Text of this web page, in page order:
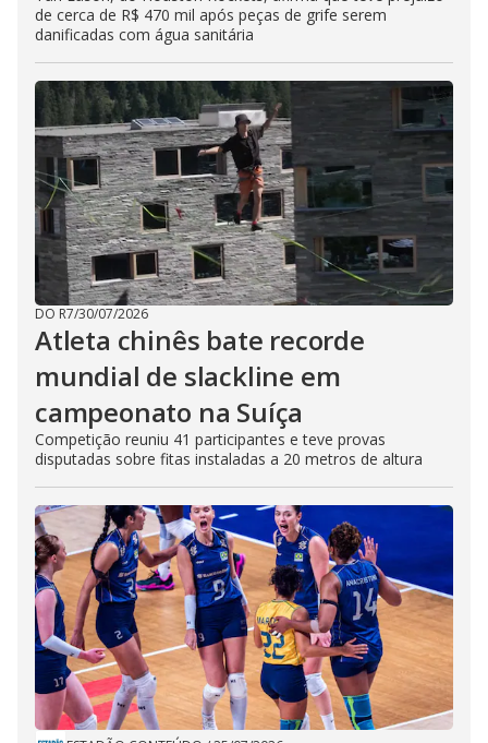
de cerca de R$ 470 mil após peças de grife serem
danificadas com água sanitária
DO R7/30/07/2026
Atleta chinês bate recorde
mundial de slackline em
campeonato na Suíça
Competição reuniu 41 participantes e teve provas
disputadas sobre fitas instaladas a 20 metros de altura